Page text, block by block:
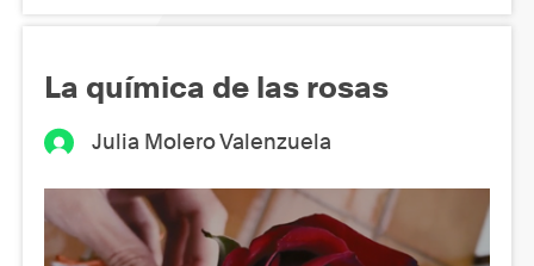
La química de las rosas
Julia Molero Valenzuela